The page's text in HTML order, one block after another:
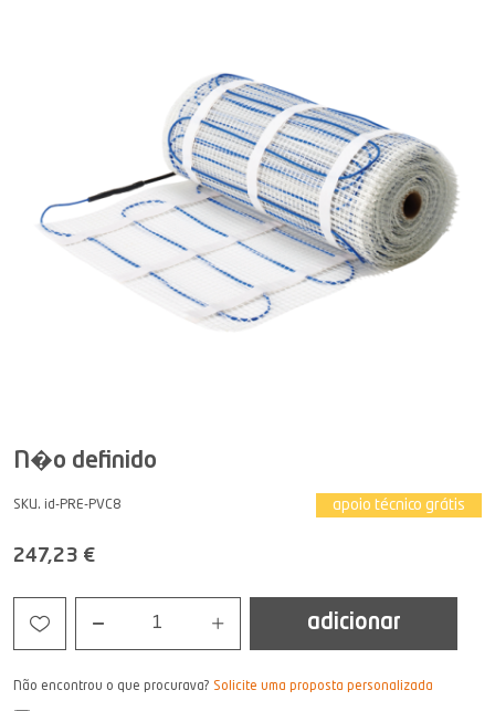
N�o definido
SKU. id-PRE-PVC8 apoio técnico grátis
247,23 €
1 adicionar
Não encontrou o que procurava? Solicite uma proposta personalizada